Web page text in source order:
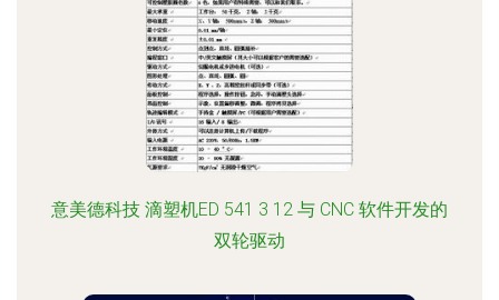
意美德科技 滴塑机ED 541 3 12 与 CNC 软件开发的
双轮驱动